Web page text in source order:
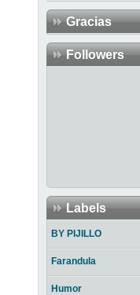
Gracias
Followers
Labels
BY PIJILLO
Farandula
Humor